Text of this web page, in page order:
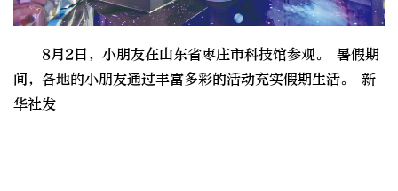
8月2日，小朋友在山东省枣庄市科技馆参观。 暑假期
间，各地的小朋友通过丰富多彩的活动充实假期生活。 新
华社发